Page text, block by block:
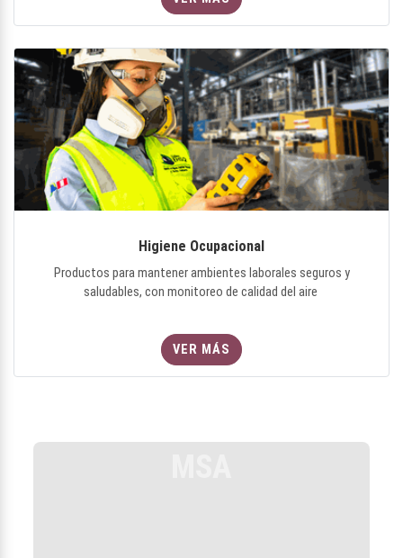
Higiene Ocupacional
Productos para mantener ambientes laborales seguros y
saludables, con monitoreo de calidad del aire
VER MÁS